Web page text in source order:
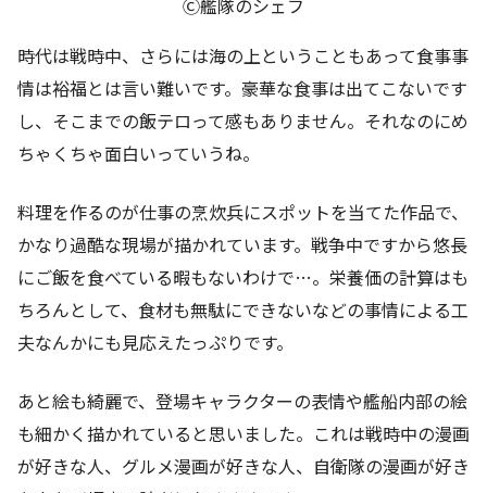
Ⓒ艦隊のシェフ
時代は戦時中、さらには海の上ということもあって食事事
情は裕福とは言い難いです。豪華な食事は出てこないです
し、そこまでの飯テロって感もありません。それなのにめ
ちゃくちゃ面白いっていうね。
料理を作るのが仕事の烹炊兵にスポットを当てた作品で、
かなり過酷な現場が描かれています。戦争中ですから悠長
にご飯を食べている暇もないわけで…。栄養価の計算はも
ちろんとして、食材も無駄にできないなどの事情による工
夫なんかにも見応えたっぷりです。
あと絵も綺麗で、登場キャラクターの表情や艦船内部の絵
も細かく描かれていると思いました。これは戦時中の漫画
が好きな人、グルメ漫画が好きな人、自衛隊の漫画が好き